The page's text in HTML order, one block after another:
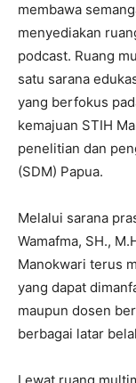
membawa
menyediakan
podcast. Ruang
satu sarana
yang berfokus
kemajuan STIH
penelitian dan
(SDM) Papua.
Melalui sarana
Wamafma, SH.,
Manokwari terus
yang dapat
maupun dosen
berbagai latar